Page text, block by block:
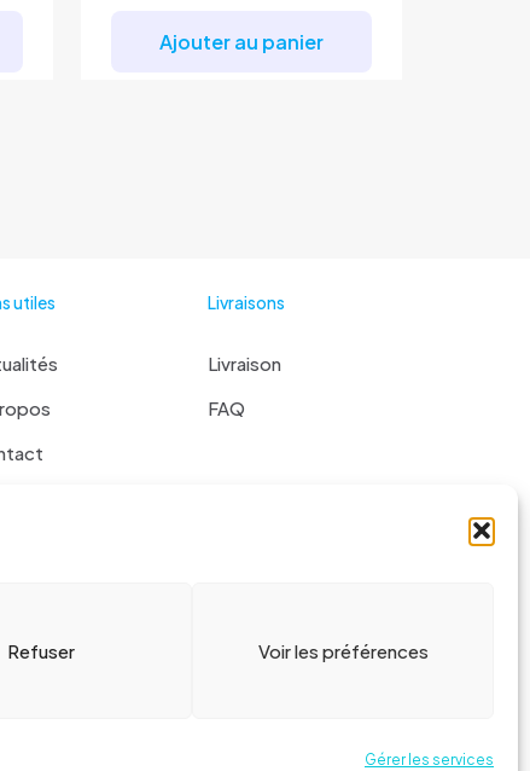
Gérer les services
Refuser Voir les préférences
Ajouter au panier
utiles Livraisons
Livraison
FAQ